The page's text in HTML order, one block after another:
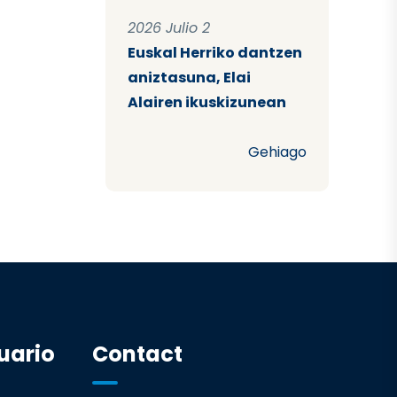
2026 Julio 2
Euskal Herriko dantzen
aniztasuna, Elai
Alairen ikuskizunean
Gehiago
Contact